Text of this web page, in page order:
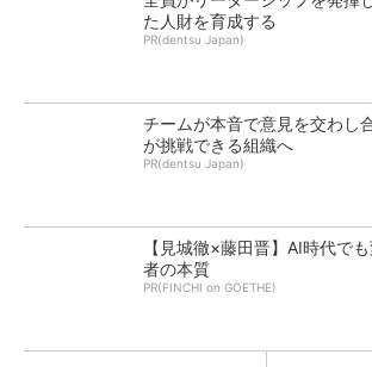
た人財を育成する
PR(dentsu Japan)
チームが本音で意見を交わし
が挑戦できる組織へ
PR(dentsu Japan)
【見城徹×藤田晋】AI時代で
者の本質
PR(FINCHI on GOETHE)